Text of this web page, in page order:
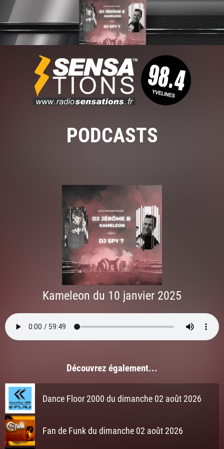
PODCASTS
Kameleon du 10 janvier 2025
Découvrez également...
Dance Floor 2000 du dimanche 02 août 2026
Fan de Funk du dimanche 02 août 2026